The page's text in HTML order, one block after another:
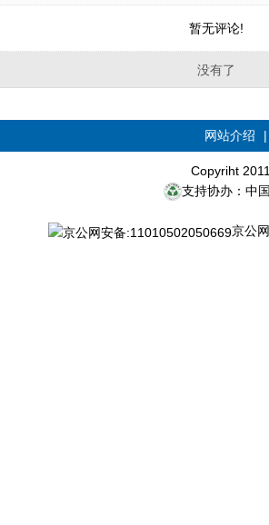
暂无评论!
没有了
网站介绍
Copyriht
支持协办：中
京公